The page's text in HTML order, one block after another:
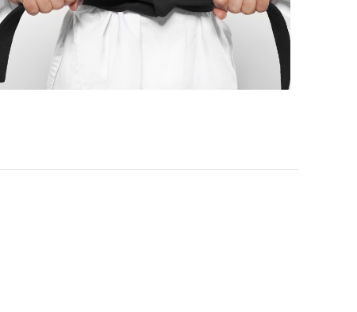
Office 365 Outlook Live